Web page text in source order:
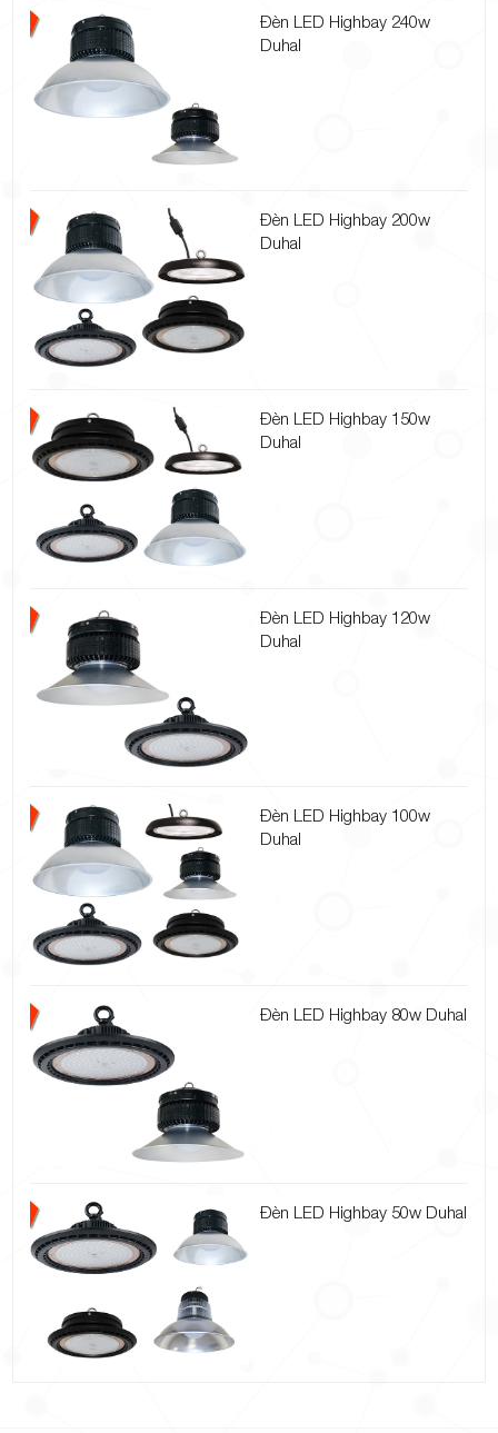
Đèn LED Highbay 240w
Duhal
Đèn LED Highbay 200w
Duhal
Đèn LED Highbay 150w
Duhal
Đèn LED Highbay 120w
Duhal
Đèn LED Highbay 100w
Duhal
Đèn LED Highbay 80w Duhal
Đèn LED Highbay 50w Duhal